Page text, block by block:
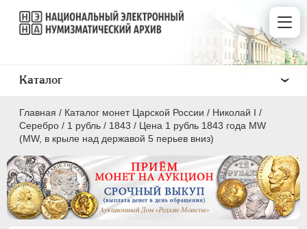
Главная / Каталог монет Царской России / Николай I /
Серебро / 1 рубль / 1843 / Цена 1 рубль 1843 года МW
(MW, в крыле над державой 5 перьев вниз)
Каталог
ПEТР I 1699 - 1725
ЕКАТЕРИНА I 1725-1727